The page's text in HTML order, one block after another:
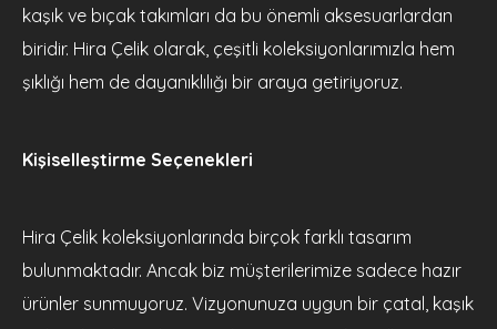
kaşık ve bıçak takımları da bu önemli aksesuarlardan
biridir. Hira Çelik olarak, çeşitli koleksiyonlarımızla hem
şıklığı hem de dayanıklılığı bir araya getiriyoruz.
Kişiselleştirme Seçenekleri
Hira Çelik koleksiyonlarında birçok farklı tasarım
bulunmaktadır. Ancak biz müşterilerimize sadece hazır
ürünler sunmuyoruz. Vizyonunuza uygun bir çatal, kaşık